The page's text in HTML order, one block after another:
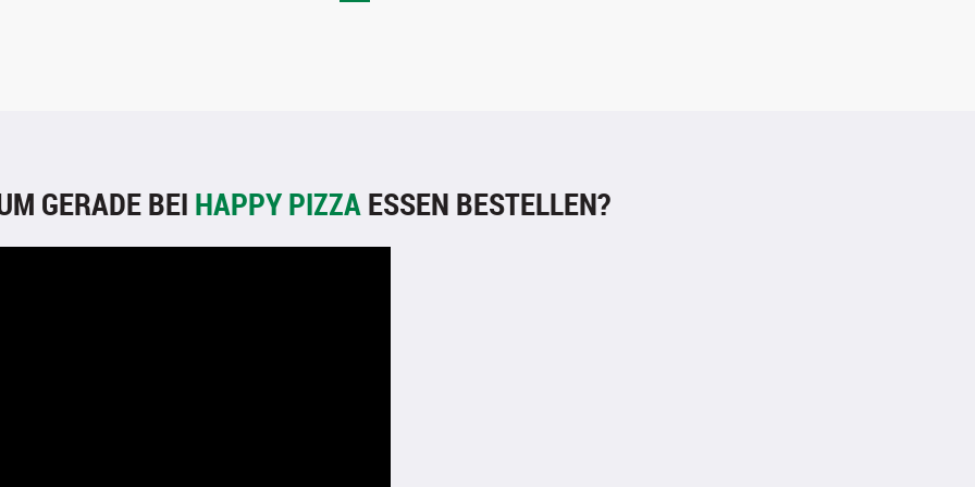
GERADE BEI HAPPY PIZZAESSEN BESTELLEN?